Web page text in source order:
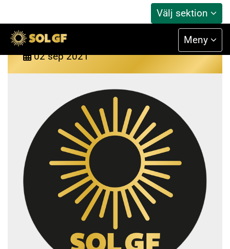
Välj sektion
Meny
Lediga platser hösten 2021
02 sep 2021